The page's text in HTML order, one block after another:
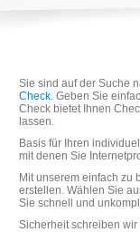
Sie sind auf der Suche
Check. Geben Sie
Check bietet Ihnen
lassen.
Basis für Ihren
mit denen Sie
Mit unserem einfach zu
erstellen. Wählen Sie
Sie schnell und
Sicherheit schreiben